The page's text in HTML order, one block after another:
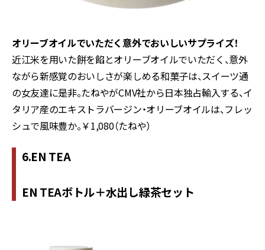
オリーブオイルでいただく意外でおいしいサプライズ！
近江米を用いた餅を餡とオリーブオイルでいただく、意外
ながら新感覚のおいしさが楽しめる和菓子は、スイーツ通
の女友達に是非。たねやがCMV社から日本独占輸入する、イ
タリア産のエキストラバージン・オリーブオイルは、フレッ
シュで風味豊か。￥1,080（たねや）
6.EN TEA
EN TEAボトル＋水出し緑茶セット